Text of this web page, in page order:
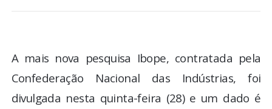
ESPORTES
ENTRETENIMENTO
A mais nova pesquisa Ibope, contratada pela
Confederação Nacional das Indústrias, foi
divulgada nesta quinta-feira (28) e um dado é